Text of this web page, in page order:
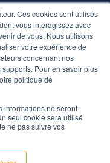
Ces cookies sont utilisés
vous interagissez avec
de vous. Nous utilisons
votre expérience de
concernant nos
Pour en savoir plus
politique de
informations ne seront
seul cookie sera utilisé
ne pas suivre vos
inTest
LinkedInYouTube